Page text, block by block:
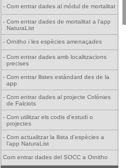
- Com entrar dades al mòdul de mortalitat
- Com entrar dades de mortalitat a l'app
NaturaList
- Ornitho i les espècies amenaçades
- Com entrar dades amb localitzacions
precises
- Com entrar llistes estàndard des de la
app
- Com entrar dades al projecte Colònies
de Falciots
- Com utilitzar els codis d'estudi o
projectes
- Com actualitzar la llista d'espècies a
l'app NaturaList
Com entrar dades del SOCC a Ornitho